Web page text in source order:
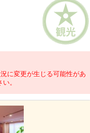
に変更が生じる可能性があ
。